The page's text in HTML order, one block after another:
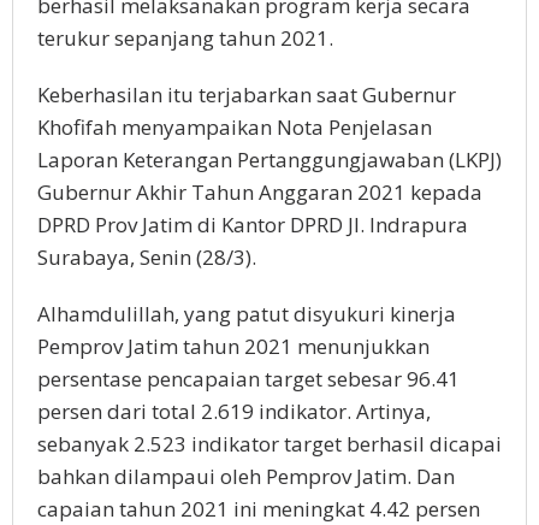
terukur sepanjang tahun 2021.
Keberhasilan itu terjabarkan saat Gubernur
Khofifah menyampaikan Nota Penjelasan
Laporan Keterangan Pertanggungjawaban (LKPJ)
Gubernur Akhir Tahun Anggaran 2021 kepada
DPRD Prov Jatim di Kantor DPRD Jl. Indrapura
Surabaya, Senin (28/3).
Alhamdulillah, yang patut disyukuri kinerja
Pemprov Jatim tahun 2021 menunjukkan
persentase pencapaian target sebesar 96.41
persen dari total 2.619 indikator. Artinya,
sebanyak 2.523 indikator target berhasil dicapai
bahkan dilampaui oleh Pemprov Jatim. Dan
capaian tahun 2021 ini meningkat 4.42 persen